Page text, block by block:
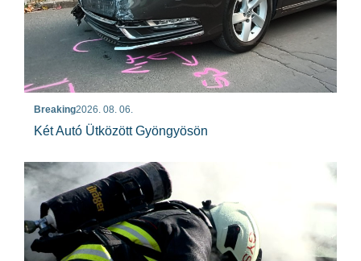
Breaking2026. 08. 06.
Két Autó Ütközött Gyöngyösön